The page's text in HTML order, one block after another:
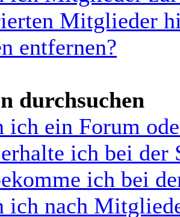
Mitglieder
entfernen?
durchsuchen
ich ein Forum
ich bei der
ich bei
ich nach